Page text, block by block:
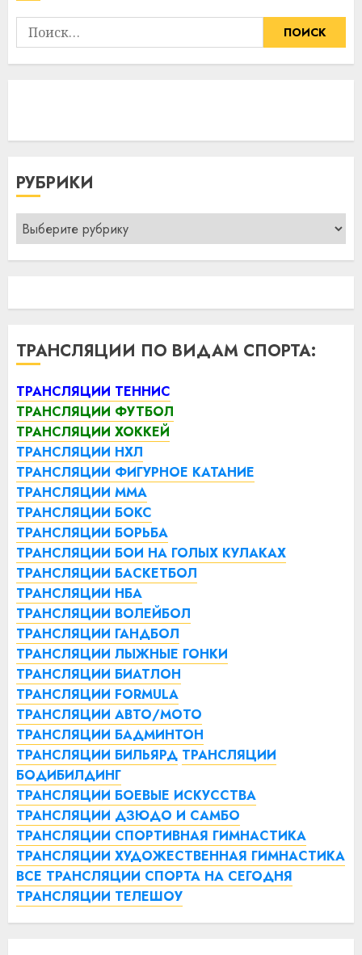
Найти:
РУБРИКИ
Рубрики
ТРАНСЛЯЦИИ ПО ВИДАМ СПОРТА:
ТРАНСЛЯЦИИ ТЕННИС
ТРАНСЛЯЦИИ ФУТБОЛ
ТРАНСЛЯЦИИ ХОККЕЙ
ТРАНСЛЯЦИИ НХЛ
ТРАНСЛЯЦИИ ФИГУРНОЕ КАТАНИЕ
ТРАНСЛЯЦИИ ММА
ТРАНСЛЯЦИИ БОКС
ТРАНСЛЯЦИИ БОРЬБА
ТРАНСЛЯЦИИ БОИ НА ГОЛЫХ КУЛАКАХ
ТРАНСЛЯЦИИ БАСКЕТБОЛ
ТРАНСЛЯЦИИ НБА
ТРАНСЛЯЦИИ ВОЛЕЙБОЛ
ТРАНСЛЯЦИИ ГАНДБОЛ
ТРАНСЛЯЦИИ ЛЫЖНЫЕ ГОНКИ
ТРАНСЛЯЦИИ БИАТЛОН
ТРАНСЛЯЦИИ FORMULA
ТРАНСЛЯЦИИ АВТО/МОТО
ТРАНСЛЯЦИИ БАДМИНТОН
ТРАНСЛЯЦИИ БИЛЬЯРД ТРАНСЛЯЦИИ
БОДИБИЛДИНГ
ТРАНСЛЯЦИИ БОЕВЫЕ ИСКУССТВА
ТРАНСЛЯЦИИ ДЗЮДО И САМБО
ТРАНСЛЯЦИИ СПОРТИВНАЯ ГИМНАСТИКА
ТРАНСЛЯЦИИ ХУДОЖЕСТВЕННАЯ ГИМНАСТИКА
ВСЕ ТРАНСЛЯЦИИ СПОРТА НА СЕГОДНЯ
ТРАНСЛЯЦИИ ТЕЛЕШОУ